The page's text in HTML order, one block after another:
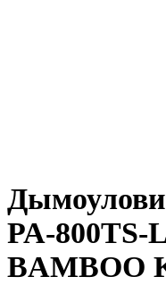
PA-
BAMBOO